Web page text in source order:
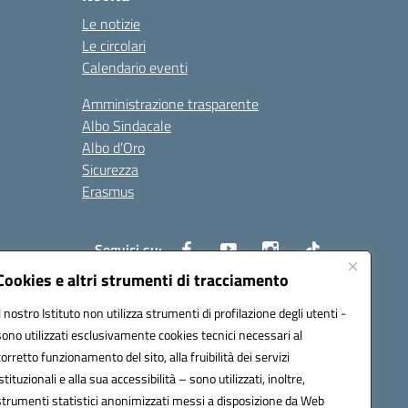
e altri strumenti di tracciamento
nostro Istituto non utilizza strumenti di profilazione degli utenti -
utilizzati esclusivamente cookies tecnici necessari al
funzionamento del sito, alla fruibilità dei servizi
e alla sua accessibilità – sono utilizzati, inoltre,
statistici anonimizzati messi a disposizione da Web
Le notizie
Le circolari
Calendario eventi
Amministrazione trasparente
Albo Sindacale
Albo d’Oro
Sicurezza
Erasmus
Seguici su: